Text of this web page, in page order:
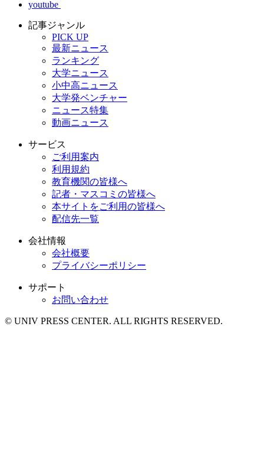
youtube
記事ジャンル
PICK UP
最新ニュース
ランキング
大学ニュース
小中高ニュース
大学発ベンチャー
ニュース特集
動画ニュース
サービス
ご利用案内
利用規約
教育機関の皆様へ
記者・マスコミの皆様へ
本サイトをご利用の皆様へ
配信先一覧
会社情報
会社概要
プライバシーポリシー
サポート
お問い合わせ
© UNIV PRESS CENTER. ALL RIGHTS RESERVED.